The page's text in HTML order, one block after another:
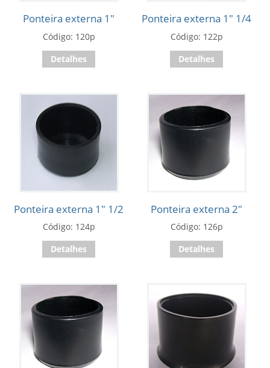
Ponteira externa 1"
Código: 120p
Detalhes
Ponteira externa 1" 1/4
Código: 122p
Detalhes
Ponteira externa 1" 1/2
Código: 124p
Detalhes
Ponteira externa 2"
Código: 126p
Detalhes